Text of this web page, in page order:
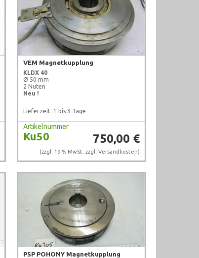
VEM Magnetkupplung
KLDX 40
Ø 50 mm
2 Nuten
Neu !
Lieferzeit: 1 bis 3 Tage
Artikelnummer
Ku50 750,00 €
(zzgl. 19 % MwSt. zzgl. Versandkosten)
PSP POHONY Magnetkupplung